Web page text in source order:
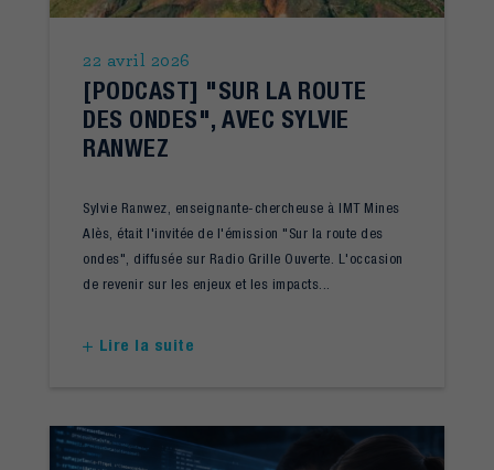
22 avril 2026
[PODCAST] "SUR LA ROUTE
DES ONDES", AVEC SYLVIE
RANWEZ
Sylvie Ranwez, enseignante-chercheuse à IMT Mines
Alès, était l'invitée de l'émission "Sur la route des
ondes", diffusée sur Radio Grille Ouverte. L'occasion
de revenir sur les enjeux et les impacts...
Lire la suite